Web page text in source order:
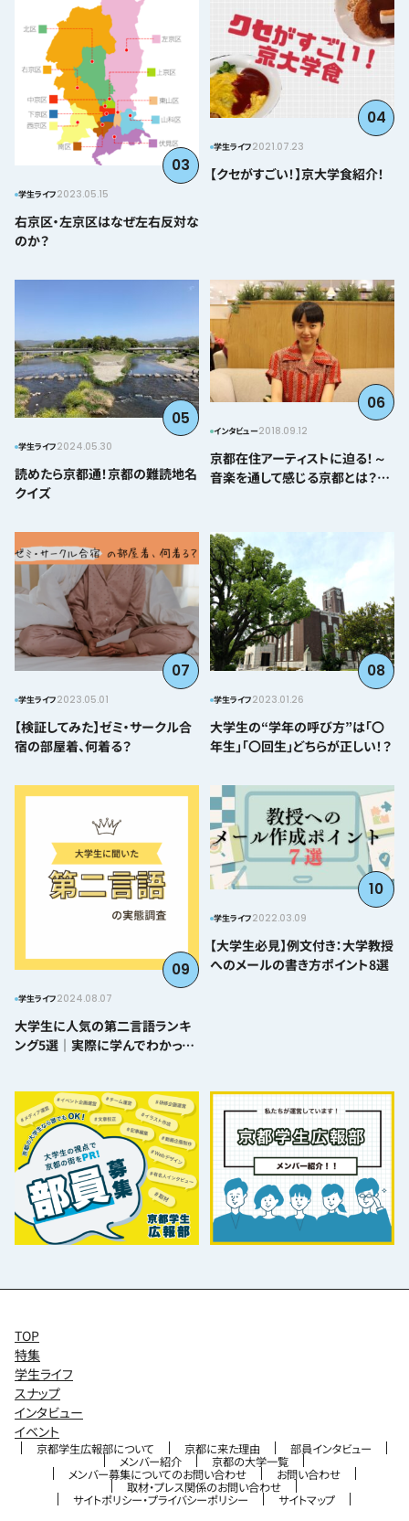
03
学生ライフ2023.05.15
右京区・左京区はなぜ左右反対な
のか？
04
学生ライフ2021.07.23
【クセがすごい！】京大学食紹介！
05
学生ライフ2024.05.30
読めたら京都通！京都の難読地名
クイズ
06
インタビュー2018.09.12
京都在住アーティストに迫る！～
音楽を通して感じる京都とは？＠
07
学生ライフ2023.05.01
【検証してみた】ゼミ・サークル合
宿の部屋着、何着る？
08
学生ライフ2023.01.26
大学生の“学年の呼び方”は「〇
年生」「〇回生」どちらが正しい！？
09
学生ライフ2024.08.07
大学生に人気の第二言語ランキ
ング5選｜実際に学んでわかった
10
学生ライフ2022.03.09
【大学生必見】例文付き：大学教授
へのメールの書き方ポイント8選
TOP
特集
学生ライフ
スナップ
インタビュー
イベント
京都学生広報部について 京都に来た理由 部員インタビュー
メンバー紹介 京都の大学一覧
メンバー募集についてのお問い合わせ お問い合わせ
取材・プレス関係のお問い合わせ
サイトポリシー・プライバシーポリシー サイトマップ